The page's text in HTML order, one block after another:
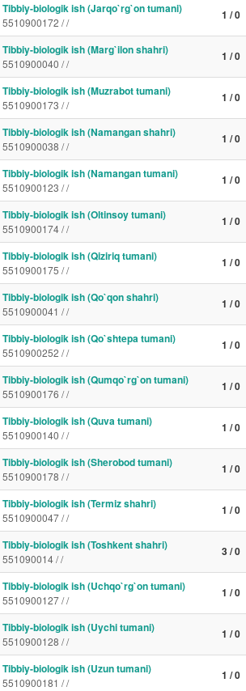
Tibbiy-biologik ish (Jarqo`rg`on tumani)
5510900172 / /
1 / 0
Tibbiy-biologik ish (Marg`ilon shahri)
5510900040 / /
1 / 0
Tibbiy-biologik ish (Muzrabot tumani)
5510900173 / /
1 / 0
Tibbiy-biologik ish (Namangan shahri)
5510900038 / /
1 / 0
Tibbiy-biologik ish (Namangan tumani)
5510900123 / /
1 / 0
Tibbiy-biologik ish (Oltinsoy tumani)
5510900174 / /
1 / 0
Tibbiy-biologik ish (Qiziriq tumani)
5510900175 / /
1 / 0
Tibbiy-biologik ish (Qo`qon shahri)
5510900041 / /
1 / 0
Tibbiy-biologik ish (Qo`shtepa tumani)
5510900252 / /
1 / 0
Tibbiy-biologik ish (Qumqo`rg`on tumani)
5510900176 / /
1 / 0
Tibbiy-biologik ish (Quva tumani)
5510900140 / /
1 / 0
Tibbiy-biologik ish (Sherobod tumani)
5510900178 / /
1 / 0
Tibbiy-biologik ish (Termiz shahri)
5510900047 / /
1 / 0
Tibbiy-biologik ish (Toshkent shahri)
551090014 / /
3 / 0
Tibbiy-biologik ish (Uchqo`rg`on tumani)
5510900127 / /
1 / 0
Tibbiy-biologik ish (Uychi tumani)
5510900128 / /
1 / 0
Tibbiy-biologik ish (Uzun tumani)
5510900181 / /
1 / 0